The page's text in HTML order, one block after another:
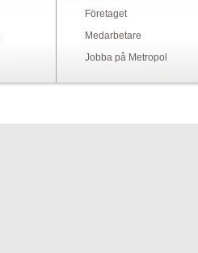
Företaget
Medarbetare
Jobba på Metropol